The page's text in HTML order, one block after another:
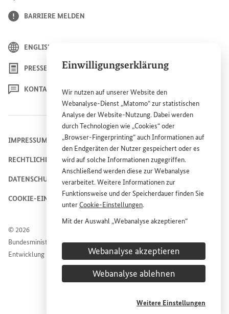
Einwilligungserklärung
Wir nutzen auf unsererWebsite den
Webanalyse-Dienst „Matomo“ zur statistischen
Analyse derWebsite-Nutzung. Dabei werden
durch Technologien wie „Cookies“ oder
„Browser-Fingerprinting“ auch Informationen auf
den Endgeräten der Nutzer gespeichert oder es
wird auf solche Informationen zugegriffen.
Anschließend werden diese zur Webanalyse
verarbeitet. Weitere Informationen zur
Funktionsweise und der Speicherdauer finden Sie
unterCookie-Einstellungen.
Mit der Auswahl „Webanalyse akzeptieren“
Dienstes „Matomo“ auf derWebsitedes
Bundesministeriums für wirtschaftliche
Entwicklung und Zusammenarbeit (BMZ) zu.
Diese Einwilligung ist freiwillig, für die Nutzung
jederzeit für die Zukunft unterCookie-
Webanalyse akzeptieren
Webanalyse ablehnen
Weitere Einstellungen
BARRIERE MELDEN
ENGLISH
PRESSE
KONTAKT
© 2026
Bundesministerium für wirtschaftliche Zusammenarbeit und
Entwicklung
IMPRESSUM
RECHTLICHE HINWEISE
DATENSCHUTZHINWEIS
COOKIE-EINSTELLUNGEN